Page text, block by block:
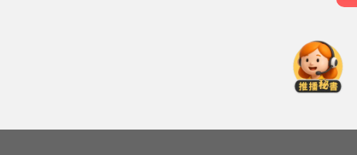
域 造成4人喪命